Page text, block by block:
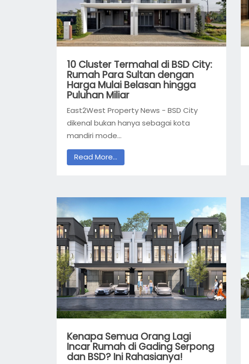
10 Cluster Termahal di BSD City:
Rumah Para Sultan dengan
Harga Mulai Belasan hingga
Puluhan Miliar
East2West Property News - BSD City
dikenal bukan hanya sebagai kota
mandiri mode...
Read More...
Kenapa Semua Orang Lagi
Incar Rumah di Gading Serpong
dan BSD? Ini Rahasianya!